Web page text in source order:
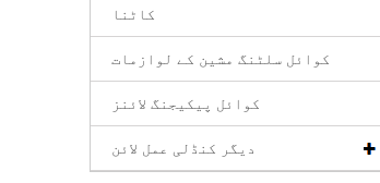
کاٹنا
کوائل سلٹنگ مشین کے لوازمات
کوائل پیکیجنگ لائنز
دیگر کنڈلی عمل لائن